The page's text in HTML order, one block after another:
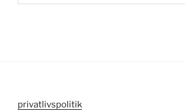
privatlivspolitik